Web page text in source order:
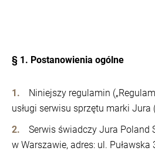
§ 1. Postanowienia ogólne
Niniejszy regulamin
usługi serwisu sprzętu marki Jura
Serwis świadczy Jura Poland
w Warszawie, adres: ul.